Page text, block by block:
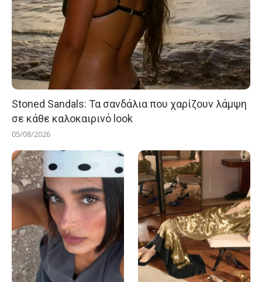
Stoned Sandals: Τα σανδάλια που χαρίζουν λάμψη
σε κάθε καλοκαιρινό look
05/08/2026